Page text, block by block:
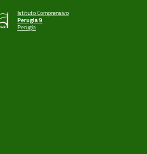
Istituto Comprensivo
Perugia 9
Perugia